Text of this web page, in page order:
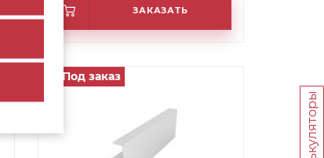
ЗАКАЗАТЬ
арт. 61664 Под заказ
Калькуляторы